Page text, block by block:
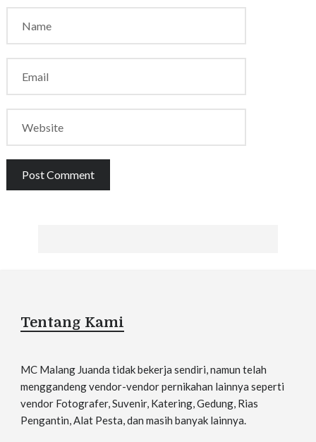
Tentang Kami
MC Malang Juanda tidak bekerja sendiri, namun telah
menggandeng vendor-vendor pernikahan lainnya seperti
vendor Fotografer, Suvenir, Katering, Gedung, Rias
Pengantin, Alat Pesta, dan masih banyak lainnya.